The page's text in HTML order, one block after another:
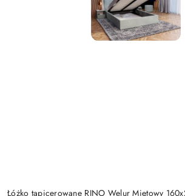
Łóżko tapicerowane RINO Welur Miętowy